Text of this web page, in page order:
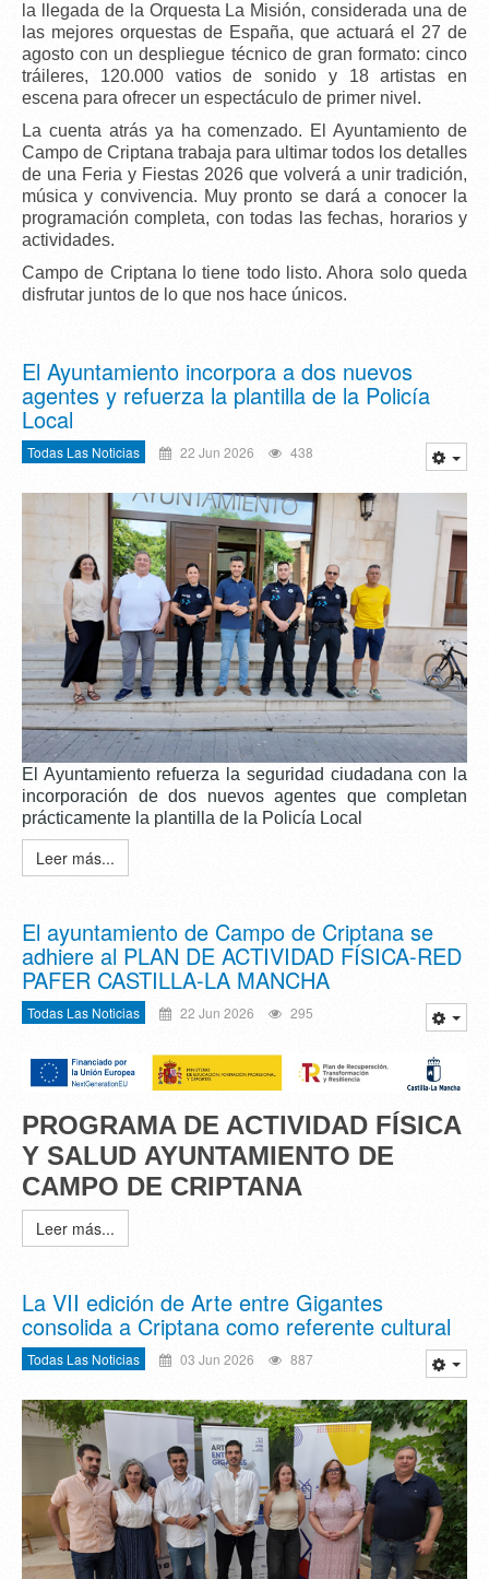
la llegada de la Orquesta La Misión, considerada una de
las mejores orquestas de España, que actuará el 27 de
agosto con un despliegue técnico de gran formato: cinco
tráileres, 120.000 vatios de sonido y 18 artistas en
escena para ofrecer un espectáculo de primer nivel.
La cuenta atrás ya ha comenzado. El Ayuntamiento de
Campo de Criptana trabaja para ultimar todos los detalles
de una Feria y Fiestas 2026 que volverá a unir tradición,
música y convivencia. Muy pronto se dará a conocer la
programación completa, con todas las fechas, horarios y
actividades.
Campo de Criptana lo tiene todo listo. Ahora solo queda
disfrutar juntos de lo que nos hace únicos.
El Ayuntamiento incorpora a dos nuevos
agentes y refuerza la plantilla de la Policía
Local
Todas Las Noticias 22 Jun 2026 438
El Ayuntamiento refuerza la seguridad ciudadana con la
incorporación de dos nuevos agentes que completan
prácticamente la plantilla de la Policía Local
Leer más...
El ayuntamiento de Campo de Criptana se
adhiere al PLAN DE ACTIVIDAD FÍSICA-RED
PAFER CASTILLA-LA MANCHA
Todas Las Noticias 22 Jun 2026 295
PROGRAMA DE ACTIVIDAD FÍSICA
Y SALUD AYUNTAMIENTO DE
CAMPO DE CRIPTANA
Leer más...
La VII edición de Arte entre Gigantes
consolida a Criptana como referente cultural
Todas Las Noticias 03 Jun 2026 887